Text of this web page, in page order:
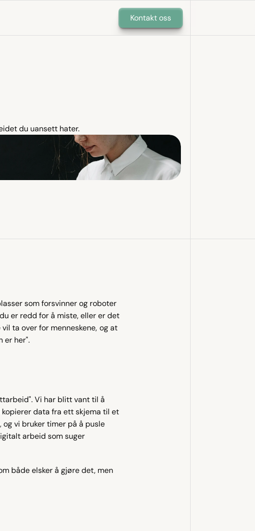
Kontakt oss
du uansett hater.
som forsvinner og roboter
er redd for å miste, eller er det
ta over for menneskene, og at
er her".
Vi har blitt vant til å
data fra ett skjema til et
vi bruker timer på å pusle
arbeid som suger
både elsker å gjøre det, men